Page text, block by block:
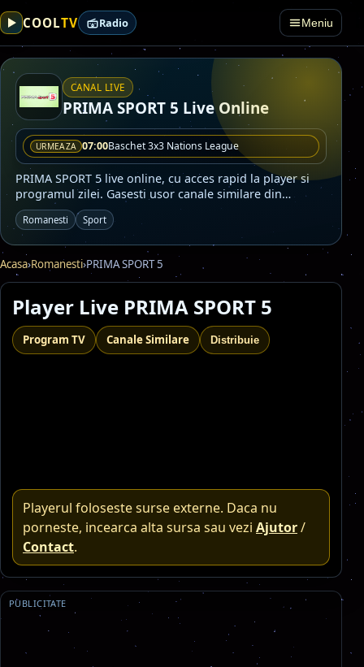
COOLTV Radio Meniu
CANAL LIVE
PRIMA SPORT 5 Live Online
URMEAZA 07:00Baschet 3x3 Nations League
PRIMA SPORT 5 live online, cu acces rapid la player si
programul zilei. Gasesti usor canale similare din
categoriile Romanesti, Sport.
Romanesti Sport
Acasa›Romanesti›PRIMA SPORT 5
Player Live PRIMA SPORT 5
Program TV Canale Similare Distribuie
Playerul foloseste surse externe. Daca nu
porneste, incearca alta sursa sau vezi Ajutor/
Contact.
PUBLICITATE